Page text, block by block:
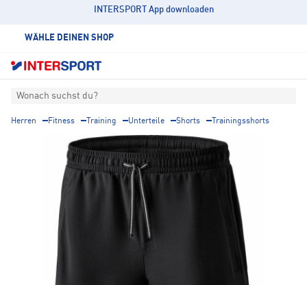
INTERSPORT App downloaden
WÄHLE DEINEN SHOP
Wonach suchst du?
Herren Fitness Training Unterteile Shorts Trainingsshorts